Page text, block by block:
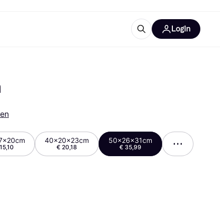
Login
40x20x23cm
€ 20,18
50x26x31cm
€ 35,99